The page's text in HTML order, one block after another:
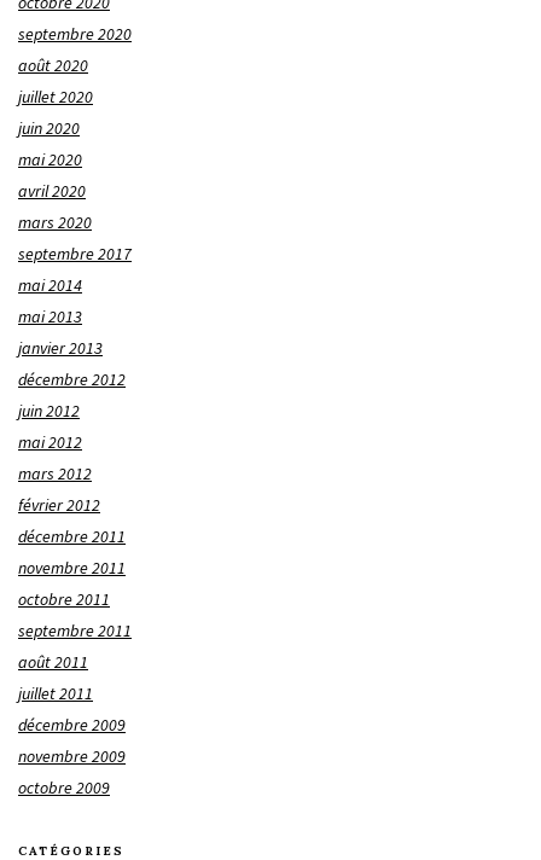
septembre 2020
août 2020
juillet 2020
juin 2020
mai 2020
avril 2020
mars 2020
septembre 2017
mai 2014
mai 2013
janvier 2013
décembre 2012
juin 2012
mai 2012
mars 2012
février 2012
décembre 2011
novembre 2011
octobre 2011
septembre 2011
août 2011
juillet 2011
décembre 2009
novembre 2009
octobre 2009
CATÉGORIES